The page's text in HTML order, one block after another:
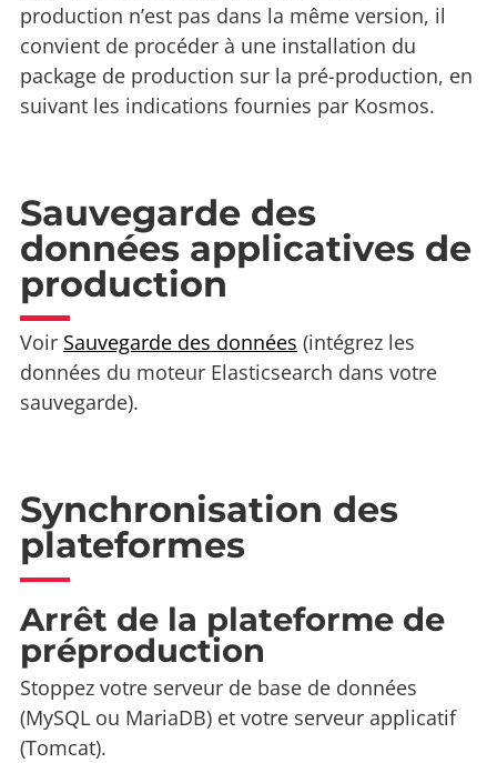
production n’est pas dans la même version, il
convient de procéder à une installation du
package de production sur la pré-production, en
suivant les indications fournies par Kosmos.
Sauvegarde des
données applicatives de
production
Voir Sauvegarde des données (intégrez les
données du moteur Elasticsearch dans votre
sauvegarde).
Synchronisation des
plateformes
Arrêt de la plateforme de
préproduction
Stoppez votre serveur de base de données
(MySQL ou MariaDB) et votre serveur applicatif
(Tomcat).